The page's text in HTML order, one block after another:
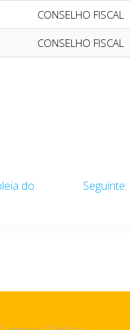
CONSELHO FISCAL
CONSELHO FISCAL
do
Seguinte: